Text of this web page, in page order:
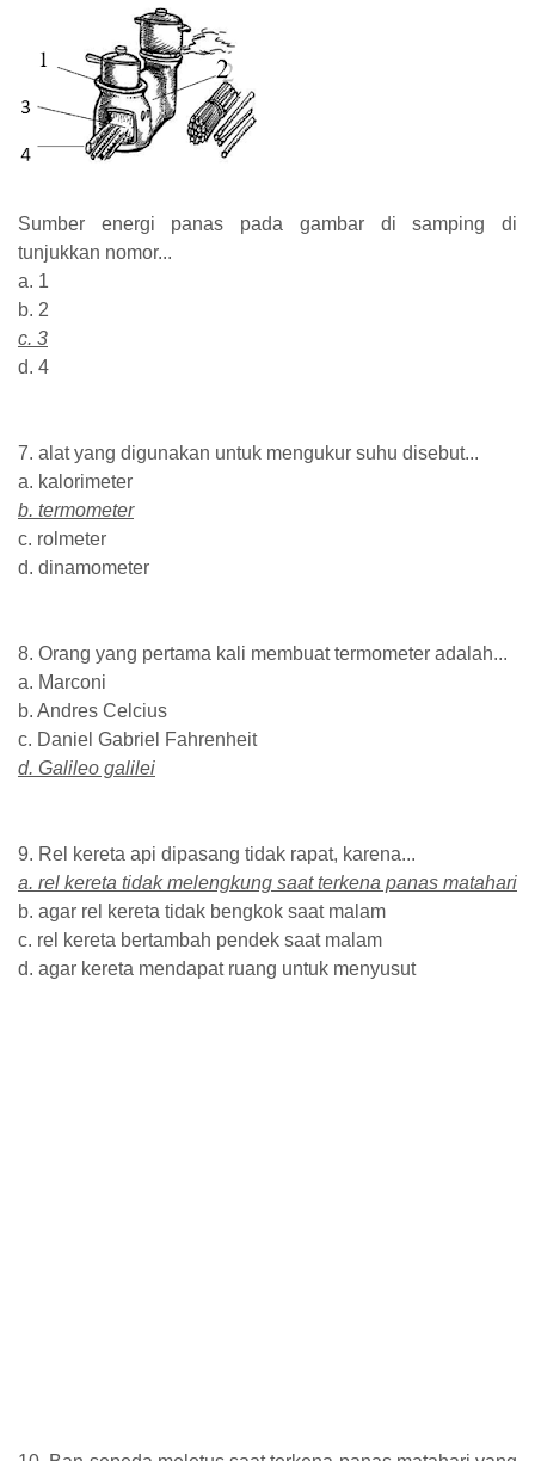
Sumber energi panas pada gambar di samping di
tunjukkan nomor...
a. 1
b. 2
c. 3
d. 4
7. alat yang digunakan untuk mengukur suhu disebut...
a. kalorimeter
b. termometer
c. rolmeter
d. dinamometer
8. Orang yang pertama kali membuat termometer adalah...
a. Marconi
b. Andres Celcius
c. Daniel Gabriel Fahrenheit
d. Galileo galilei
9. Rel kereta api dipasang tidak rapat, karena...
a. rel kereta tidak melengkung saat terkena panas matahari
b. agar rel kereta tidak bengkok saat malam
c. rel kereta bertambah pendek saat malam
d. agar kereta mendapat ruang untuk menyusut